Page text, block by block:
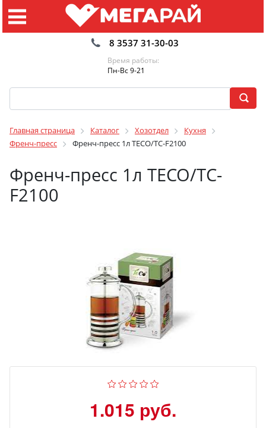
8 3537 31-30-03
Время работы:
Пн-Вс 9-21
Главная страница Каталог Хозотдел
Кухня
Френч-пресс
Френч-пресс 1л TECO/TС-F2100
Френч-пресс 1л TECO/TС-
F2100
1.015 руб.